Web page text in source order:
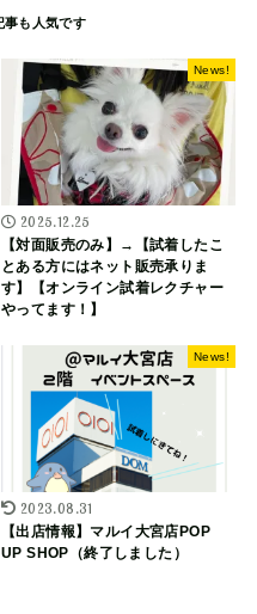
News!
2025.12.25
【対面販売のみ】→【試着したこ
とある方にはネット販売承りま
す】【オンライン試着レクチャー
やってます！】
News!
2023.08.31
【出店情報】マルイ大宮店POP
UP SHOP（終了しました）